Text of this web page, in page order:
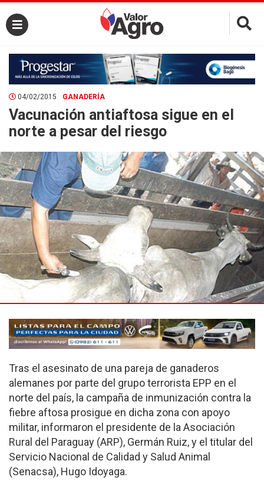
×
04/02/2015 GANADERÍA
Vacunación antiaftosa sigue en el
norte a pesar del riesgo
Tras el asesinato de una pareja de ganaderos
alemanes por parte del grupo terrorista EPP en el
norte del país, la campaña de inmunización contra la
fiebre aftosa prosigue en dicha zona con apoyo
militar, informaron el presidente de la Asociación
Rural del Paraguay (ARP), Germán Ruiz, y el titular del
Servicio Nacional de Calidad y Salud Animal
(Senacsa), Hugo Idoyaga.